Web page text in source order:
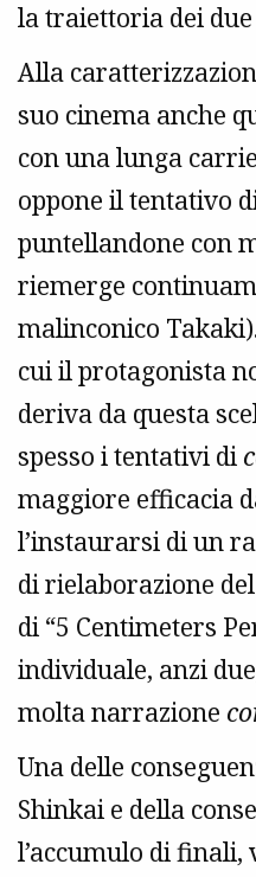
la traiettoria dei
Alla
suo cinema anche
con una lunga
oppone il tentativo
puntellandone con
riemerge
malinconico
cui il protagonista
deriva da questa
spesso i tentativi di
maggiore efficacia
l’instaurarsi di un
di rielaborazione
di “5 Centimeters
individuale, anzi
molta narrazione
Una delle
Shinkai e della
l’accumulo di finali,